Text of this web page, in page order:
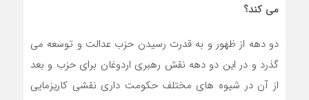
می کند؟
دو دهه از ظهور و به قدرت رسیدن حزب عدالت و توسعه می
گذرد و در این دو دهه نقش رهبری اردوغان برای حزب و بعد
از آن در شیوه های مختلف حکومت داری نقشی کاریزمایی